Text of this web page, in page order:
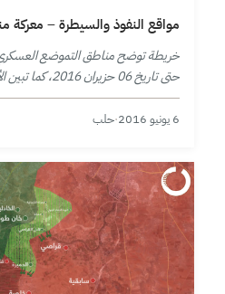
مواقع النفوذ والسيطرة – معركة منبج – 06
خريطة توضح مناطق التموضع
حتى تاريخ 06
قوات سورية الديمقراطية مؤخراً منذ
بتاريخ…
6 يونيو 2016 ·حلب